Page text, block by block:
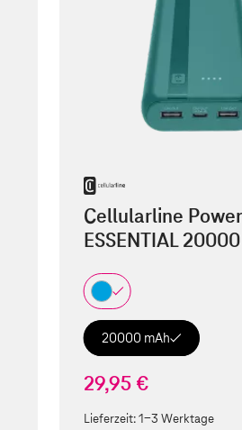
Cellularline
ESSENTIAL 20000
20000 mAh
29,95 €
Lieferzeit:1-3 Werktage